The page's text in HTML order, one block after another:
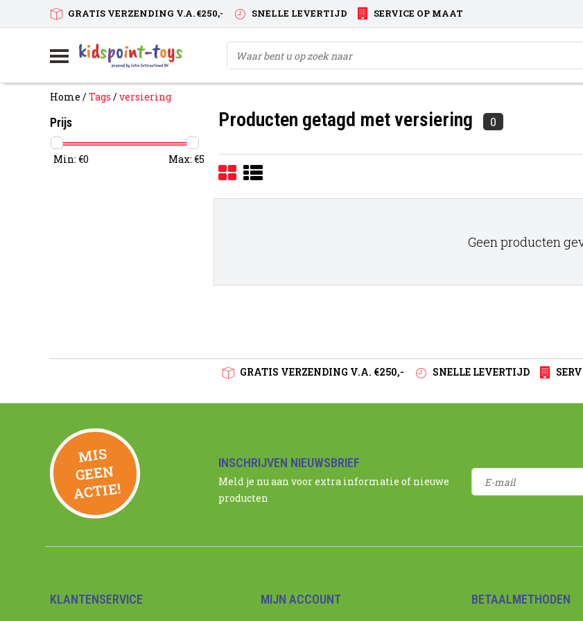
GRATIS VERZENDING V.A. €250,- SNELLE LEVERTIJD SERVICE OP MAAT
Home /Tags /versiering
Prijs
Min: €0 Max: €5
Producten getagd met versiering 0
Geen producten
GRATIS VERZENDING V.A. €250,- SNELLE LEVERTIJD
MIS
GEE
N
ACTIE!
INSCHRIJVEN NIEUWSBRIEF
Meld je nu aan voor extra informatie of nieuwe
producten
KLANTENSERVICE MIJN ACCOUNT BETAALMETHODEN